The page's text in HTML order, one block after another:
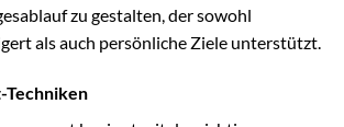
zu gestalten, der sowohl
als auch persönliche Ziele unterstützt.
Techniken